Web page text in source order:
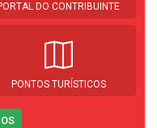
DO CONTRIBUINTE
PONTOS TURÍSTICOS